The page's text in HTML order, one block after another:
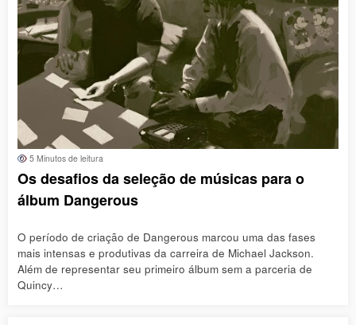
5 Minutos de leitura
Os desafios da seleção de músicas para o
álbum Dangerous
O período de criação de Dangerous marcou uma das fases
mais intensas e produtivas da carreira de Michael Jackson.
Além de representar seu primeiro álbum sem a parceria de
Quincy…